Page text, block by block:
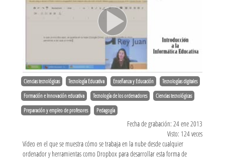
Ciencias tecnológicas Tecnología Educativa Enseñanza y Educación Tecnologías digitales
Formación e Innovación educativa Tecnología de los ordenadores Ciencias tecnológicas
Preparación y empleo de profesores Pedagogía
Fecha de grabación: 24 ene 2013
Visto: 124 veces
Vídeo en el que se muestra cómo se trabaja en la nube desde cualquier
ordenador y herramientas como Dropbox para desarrollar esta forma de